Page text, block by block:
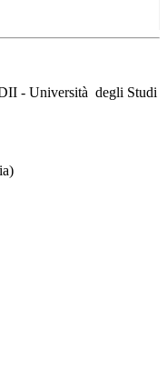
- Università degli Studi